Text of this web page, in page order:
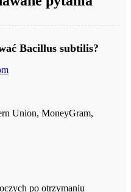
Bacillus subtilis?
Union, MoneyGram,
po otrzymaniu